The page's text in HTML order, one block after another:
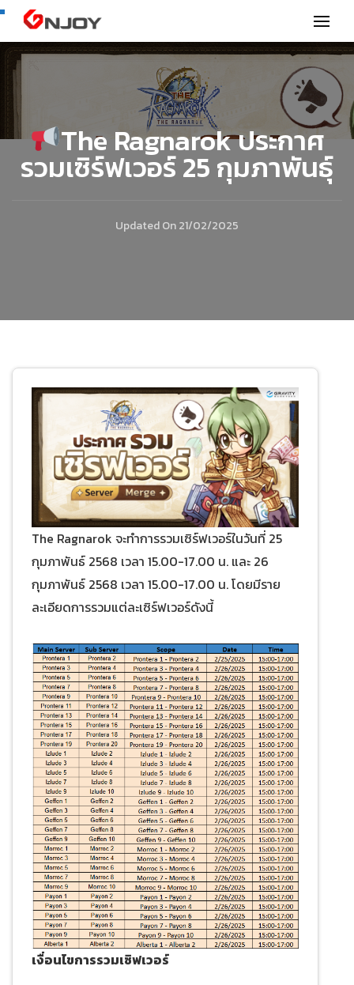
GNjoy mobile news
The Ragnarok ประกาศ
รวมเซิร์ฟเวอร์ 25 กุมภาพันธุ์
Updated On21/02/2025
The Ragnarok จะทำการรวมเซิร์ฟเวอร์ในวันที่ 25
กุมภาพันธ์ 2568 เวลา 15.00-17.00 น. และ 26
กุมภาพันธ์ 2568 เวลา 15.00-17.00 น. โดยมีราย
ละเอียดการรวมแต่ละเซิร์ฟเวอร์ดังนี้
เงื่อนไขการรวมเซิฟเวอร์